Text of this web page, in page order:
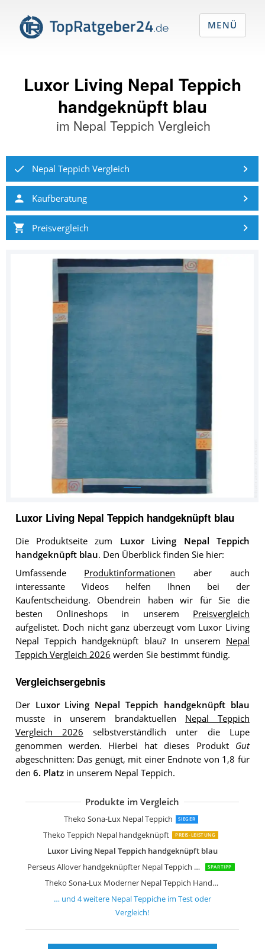
Luxor Living Nepal Teppich
handgeknüpft blau
im Nepal Teppich Vergleich
Nepal Teppich Vergleich
Kaufberatung
Preisvergleich
Luxor Living Nepal Teppich handgeknüpft blau
Die Produktseite zum Luxor Living Nepal Teppich
handgeknüpft blau. Den Überblick finden Sie hier:
Umfassende Produktinformationen aber auch
interessante Videos helfen Ihnen bei der
Kaufentscheidung. Obendrein haben wir für Sie die
besten Onlineshops in unserem Preisvergleich
aufgelistet. Doch nicht ganz überzeugt vom Luxor Living
Nepal Teppich handgeknüpft blau? In unserem Nepal
Teppich Vergleich 2026 werden Sie bestimmt fündig.
Vergleichsergebnis
Der Luxor Living Nepal Teppich handgeknüpft blau
musste in unserem brandaktuellen Nepal Teppich
Vergleich 2026 selbstverständlich unter die Lupe
genommen werden. Hierbei hat dieses Produkt Gut
abgeschnitten: Das genügt, mit einer Endnote von 1,8 für
den 6. Platzin unserem Nepal Teppich.
Produkte im Vergleich
Theko Sona-Lux Nepal Teppich SIEGER
Theko Teppich Nepal handgeknüpft PREIS-LEISTUNG
Luxor Living Nepal Teppich handgeknüpft blau
Perseus Allover handgeknüpfter Nepal Teppich Wolle
SPARTIPP
Theko Sona-Lux Moderner Nepal Teppich Handarbeit Honig
Steffensmeier Nepal Teppich
… und 4weitere Nepal Teppicheim Test oder
Vergleich!
MENÜ